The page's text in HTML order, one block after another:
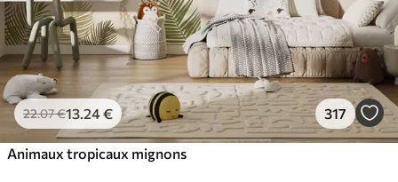
22.07€13.24€ 317
Animaux tropicaux mignons